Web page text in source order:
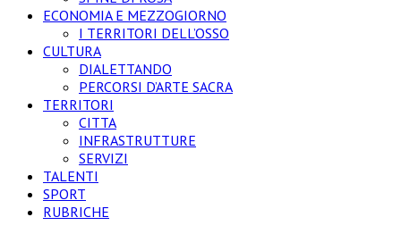
ECONOMIA E MEZZOGIORNO
I TERRITORI DELL’OSSO
CULTURA
DIALETTANDO
PERCORSI D’ARTE SACRA
TERRITORI
CITTA
INFRASTRUTTURE
SERVIZI
TALENTI
SPORT
RUBRICHE